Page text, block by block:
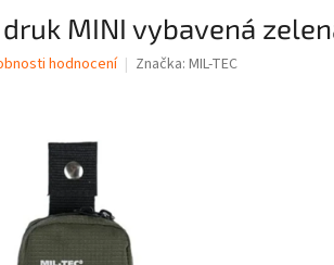
MINI vybavená
hodnocení Značka: MIL-TEC